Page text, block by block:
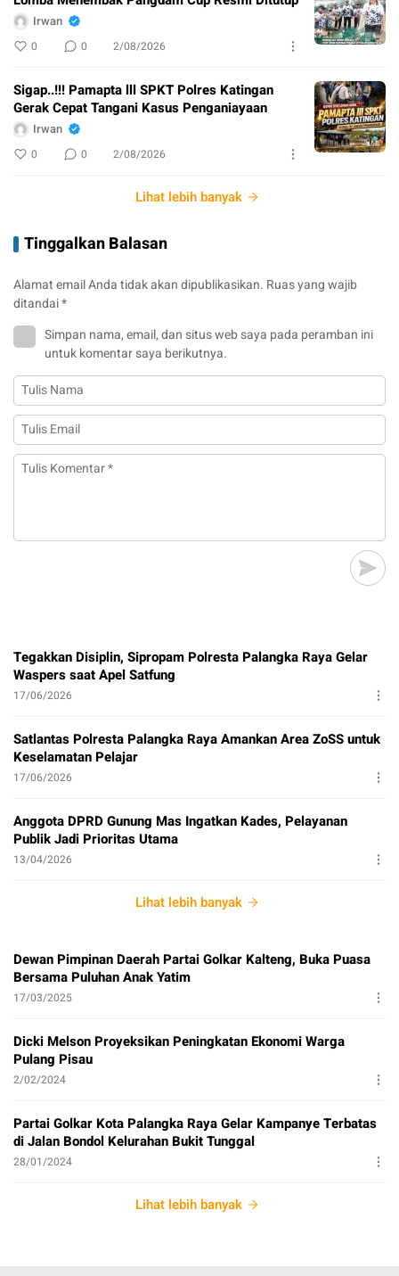
Irwan
0 0 2/08/2026
Sigap..!!! Pamapta lll SPKT Polres Katingan
Gerak Cepat Tangani Kasus Penganiayaan
Irwan
0 0 2/08/2026
Lihat lebih banyak
Tinggalkan Balasan
Alamat email Anda tidak akan dipublikasikan. Ruas yang wajib
ditandai*
Simpan nama, email, dan situs web saya pada peramban ini
untuk komentar saya berikutnya.
Tegakkan Disiplin, Sipropam Polresta Palangka Raya Gelar
Waspers saat Apel Satfung
17/06/2026
Satlantas Polresta Palangka Raya Amankan Area ZoSS untuk
Keselamatan Pelajar
17/06/2026
Anggota DPRD Gunung Mas Ingatkan Kades, Pelayanan
Publik Jadi Prioritas Utama
13/04/2026
Lihat lebih banyak
Dewan Pimpinan Daerah Partai Golkar Kalteng, Buka Puasa
Bersama Puluhan Anak Yatim
17/03/2025
Dicki Melson Proyeksikan Peningkatan Ekonomi Warga
Pulang Pisau
2/02/2024
Partai Golkar Kota Palangka Raya Gelar Kampanye Terbatas
di Jalan Bondol Kelurahan Bukit Tunggal
28/01/2024
Lihat lebih banyak